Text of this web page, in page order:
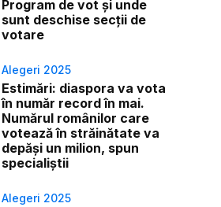
Program de vot și unde
sunt deschise secții de
votare
Alegeri 2025
Estimări: diaspora va vota
în număr record în mai.
Numărul românilor care
votează în străinătate va
depăși un milion, spun
specialiștii
Alegeri 2025